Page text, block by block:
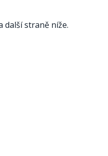
další straně níže.